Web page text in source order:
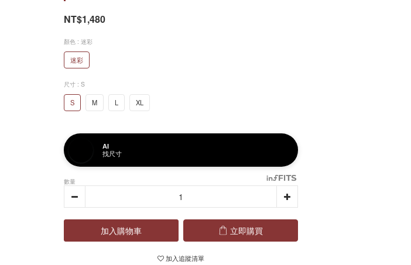
NT$1,480
顏色 : 迷彩
迷彩
尺寸 : S
S M L XL
AI
找尺寸
數量
加入購物車 立即購買
加入追蹤清單